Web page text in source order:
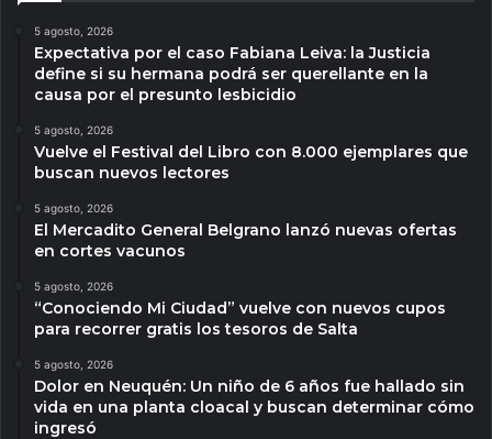
5 agosto, 2026
Expectativa por el caso Fabiana Leiva: la Justicia
define si su hermana podrá ser querellante en la
causa por el presunto lesbicidio
5 agosto, 2026
Vuelve el Festival del Libro con 8.000 ejemplares que
buscan nuevos lectores
5 agosto, 2026
El Mercadito General Belgrano lanzó nuevas ofertas
en cortes vacunos
5 agosto, 2026
“Conociendo Mi Ciudad” vuelve con nuevos cupos
para recorrer gratis los tesoros de Salta
5 agosto, 2026
Dolor en Neuquén: Un niño de 6 años fue hallado sin
vida en una planta cloacal y buscan determinar cómo
ingresó